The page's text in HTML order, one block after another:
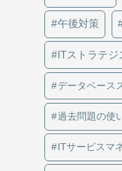
午後対策
ITストラテジ
データベース
過去問題の使
ITサービスマ